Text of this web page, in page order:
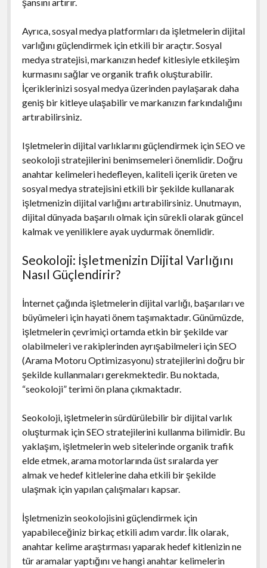
Ayrıca, sosyal medya platformları da işletmelerin dijital
varlığını güçlendirmek için etkili bir araçtır. Sosyal
medya stratejisi, markanızın hedef kitlesiyle etkileşim
kurmasını sağlar ve organik trafik oluşturabilir.
İçeriklerinizi sosyal medya üzerinden paylaşarak daha
geniş bir kitleye ulaşabilir ve markanızın farkındalığını
artırabilirsiniz.
Işletmelerin dijital varlıklarını güçlendirmek için SEO ve
seokoloji stratejilerini benimsemeleri önemlidir. Doğru
anahtar kelimeleri hedefleyen, kaliteli içerik üreten ve
sosyal medya stratejisini etkili bir şekilde kullanarak
işletmenizin dijital varlığını artırabilirsiniz. Unutmayın,
dijital dünyada başarılı olmak için sürekli olarak güncel
kalmak ve yeniliklere ayak uydurmak önemlidir.
Seokoloji: İşletmenizin Dijital Varlığını
Nasıl Güçlendirir?
İnternet çağında işletmelerin dijital varlığı, başarıları ve
büyümeleri için hayati önem taşımaktadır. Günümüzde,
işletmelerin çevrimiçi ortamda etkin bir şekilde var
olabilmeleri ve rakiplerinden ayrışabilmeleri için SEO
(Arama Motoru Optimizasyonu) stratejilerini doğru bir
şekilde kullanmaları gerekmektedir. Bu noktada,
“seokoloji” terimi ön plana çıkmaktadır.
Seokoloji, işletmelerin sürdürülebilir bir dijital varlık
oluşturmak için SEO stratejilerini kullanma bilimidir. Bu
yaklaşım, işletmelerin web sitelerinde organik trafik
elde etmek, arama motorlarında üst sıralarda yer
almak ve hedef kitlelerine daha etkili bir şekilde
ulaşmak için yapılan çalışmaları kapsar.
İşletmenizin seokolojisini güçlendirmek için
yapabileceğiniz birkaç etkili adım vardır. İlk olarak,
anahtar kelime araştırması yaparak hedef kitlenizin ne
tür aramalar yaptığını ve hangi anahtar kelimelerin